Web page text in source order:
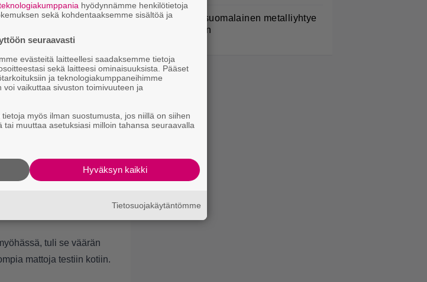
matka myös hääpäivän
Se on 110-vuotias ja
jonka kohdalla on ollut
tuli se väärän
mattoja testiin kotiin.
9. Rakastettu suomalainen metalliyhtye
tekee paluun
hyödynnämme henkilötietoja
sekä kohdentaaksemme sisältöä ja
seuraavasti
evästeitä laitteellesi saadaksemme tietoja
sekä laitteesi ominaisuuksista. Pääset
ja teknologiakumppaneihimme
vaikuttaa sivuston toimivuuteen ja
myös ilman suostumusta, jos niillä on siihen
muuttaa asetuksiasi milloin tahansa seuraavalla
Hyväksyn kaikki
Tietosuojakäytäntömme